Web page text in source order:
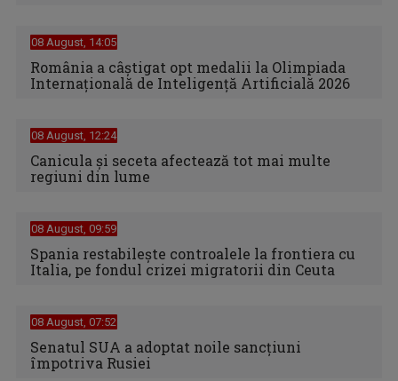
08 August, 14:05
România a câștigat opt medalii la Olimpiada
Internațională de Inteligență Artificială 2026
08 August, 12:24
Canicula şi seceta afectează tot mai multe
regiuni din lume
08 August, 09:59
Spania restabileşte controalele la frontiera cu
Italia, pe fondul crizei migratorii din Ceuta
08 August, 07:52
Senatul SUA a adoptat noile sancţiuni
împotriva Rusiei